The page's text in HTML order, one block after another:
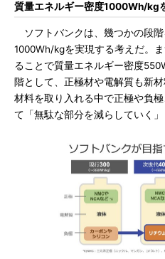
質量エネルギー密度1000Wh/kg
ソフトバンクは、幾つかの段
1000Wh/kgを実現する考えだ。
ることで質量エネルギー密度
階として、正極材や電解質も新
材料を取り入れる中で正極や負
て「無駄な部分を減らしていく」